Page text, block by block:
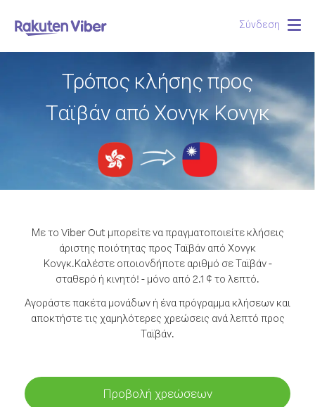
Σύνδεση
Τρόπος κλήσης προς
Ταϊβάν από Χονγκ Κονγκ
Με το Viber Out μπορείτε να πραγματοποιείτε κλήσεις
άριστης ποιότητας προς Ταϊβάν από Χονγκ
Κονγκ.Καλέστε οποιονδήποτε αριθμό σε Ταϊβάν -
σταθερό ή κινητό! - μόνο από 2.1 ¢ το λεπτό.
Αγοράστε πακέτα μονάδων ή ένα πρόγραμμα κλήσεων και
αποκτήστε τις χαμηλότερες χρεώσεις ανά λεπτό προς
Ταϊβάν.
Προβολή χρεώσεων